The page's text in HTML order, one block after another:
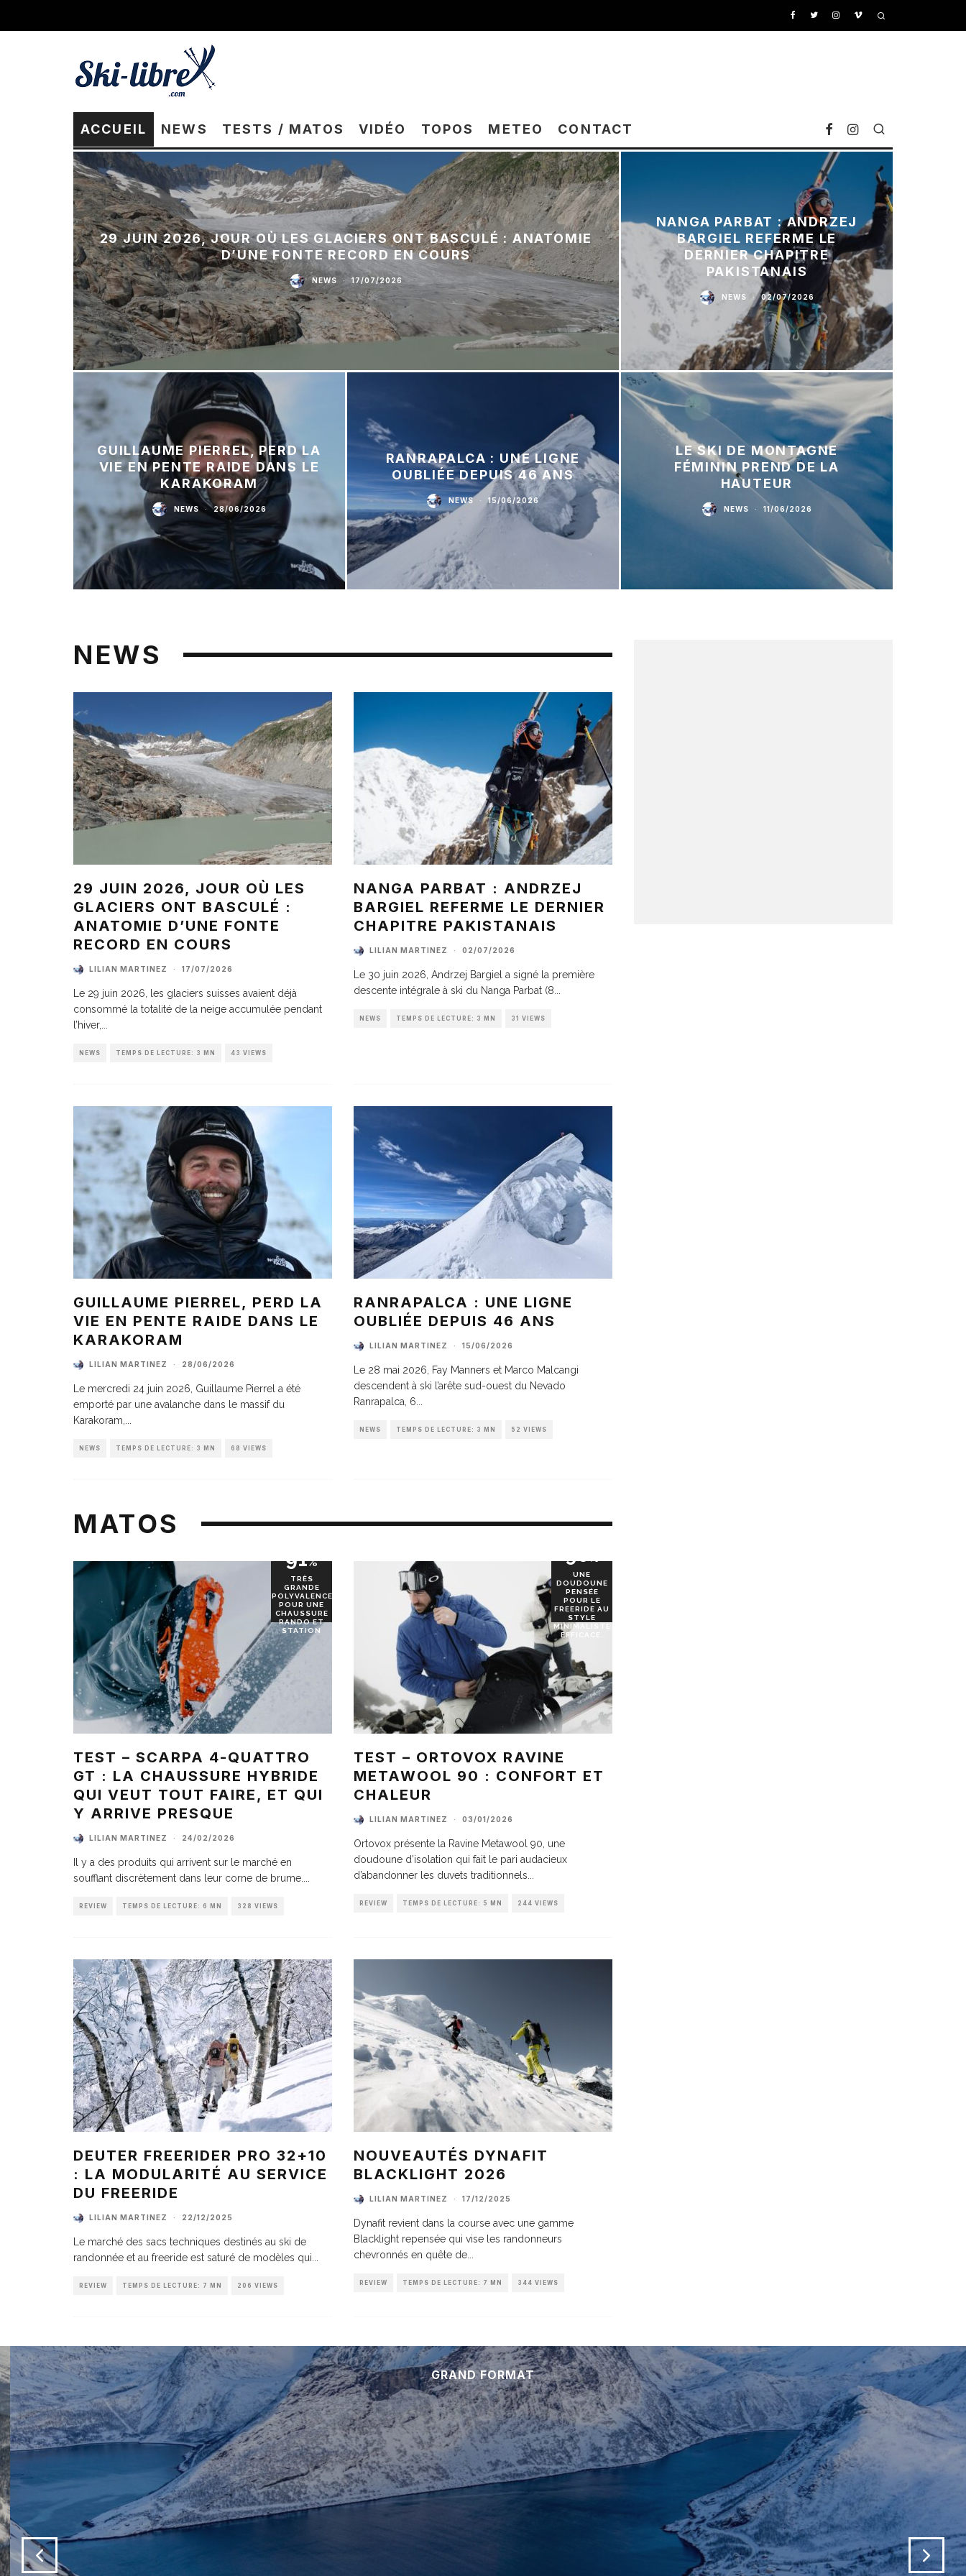
ACCUEIL NEWS TESTS / MATOS VIDÉO TOPOS METEO CONTACT
29 JUIN 2026, JOUR OÙ LES GLACIERS ONT BASCULÉ : ANATOMIE
D’UNE FONTE RECORD EN COURS
NEWS · 17/07/2026
NANGA PARBAT : ANDRZEJ
BARGIEL REFERME LE
DERNIER CHAPITRE
PAKISTANAIS
NEWS · 02/07/2026
GUILLAUME PIERREL, PERD LA
VIE EN PENTE RAIDE DANS LE
KARAKORAM
NEWS · 28/06/2026
RANRAPALCA : UNE LIGNE
OUBLIÉE DEPUIS 46 ANS
NEWS · 15/06/2026
LE SKI DE MONTAGNE
FÉMININ PREND DE LA
HAUTEUR
NEWS · 11/06/2026
NEWS
29 JUIN 2026, JOUR OÙ LES
GLACIERS ONT BASCULÉ :
ANATOMIE D’UNE FONTE
RECORD EN COURS
LILIAN MARTINEZ · 17/07/2026
Le 29 juin 2026, les glaciers suisses avaient déjà
consommé la totalité de la neige accumulée pendant
l’hiver,
NEWS TEMPS DE LECTURE: 3 MN 43 VIEWS
NANGA PARBAT : ANDRZEJ
BARGIEL REFERME LE DERNIER
CHAPITRE PAKISTANAIS
LILIAN MARTINEZ · 02/07/2026
Le 30 juin 2026, Andrzej Bargiel a signé la première
descente intégrale à ski du Nanga Parbat (8
NEWS TEMPS DE LECTURE: 3 MN 31 VIEWS
GUILLAUME PIERREL, PERD LA
VIE EN PENTE RAIDE DANS LE
KARAKORAM
LILIAN MARTINEZ · 28/06/2026
Le mercredi 24 juin 2026, Guillaume Pierrel a été
emporté par une avalanche dans le massif du
Karakoram,
NEWS TEMPS DE LECTURE: 3 MN 68 VIEWS
RANRAPALCA : UNE LIGNE
OUBLIÉE DEPUIS 46 ANS
LILIAN MARTINEZ · 15/06/2026
Le 28 mai 2026, Fay Manners et Marco Malcangi
descendent à ski l’arête sud-ouest du Nevado
Ranrapalca, 6
NEWS TEMPS DE LECTURE: 3 MN 52 VIEWS
MATOS
91%
TRÈS
GRANDE
POLYVALENCE
POUR UNE
CHAUSSURE
RANDO ET
STATION
TEST – SCARPA 4-QUATTRO
GT : LA CHAUSSURE HYBRIDE
QUI VEUT TOUT FAIRE, ET QUI
Y ARRIVE PRESQUE
LILIAN MARTINEZ · 24/02/2026
Il y a des produits qui arrivent sur le marché en
soufflant discrètement dans leur corne de brume.
REVIEW TEMPS DE LECTURE: 6 MN 328 VIEWS
90%
UNE
DOUDOUNE
PENSÉE
POUR LE
FREERIDE AU
STYLE
MINIMALISTE
EFFICACE.
TEST – ORTOVOX RAVINE
METAWOOL 90 : CONFORT ET
CHALEUR
LILIAN MARTINEZ · 03/01/2026
Ortovox présente la Ravine Metawool 90, une
doudoune d’isolation qui fait le pari audacieux
d’abandonner les duvets traditionnels
REVIEW TEMPS DE LECTURE: 5 MN 244 VIEWS
DEUTER FREERIDER PRO 32+10
: LA MODULARITÉ AU SERVICE
DU FREERIDE
LILIAN MARTINEZ · 22/12/2025
Le marché des sacs techniques destinés au ski de
randonnée et au freeride est saturé de modèles qui
REVIEW TEMPS DE LECTURE: 7 MN 206 VIEWS
NOUVEAUTÉS DYNAFIT
BLACKLIGHT 2026
LILIAN MARTINEZ · 17/12/2025
Dynafit revient dans la course avec une gamme
Blacklight repensée qui vise les randonneurs
chevronnés en quête de
REVIEW TEMPS DE LECTURE: 7 MN 344 VIEWS
GRAND FORMAT